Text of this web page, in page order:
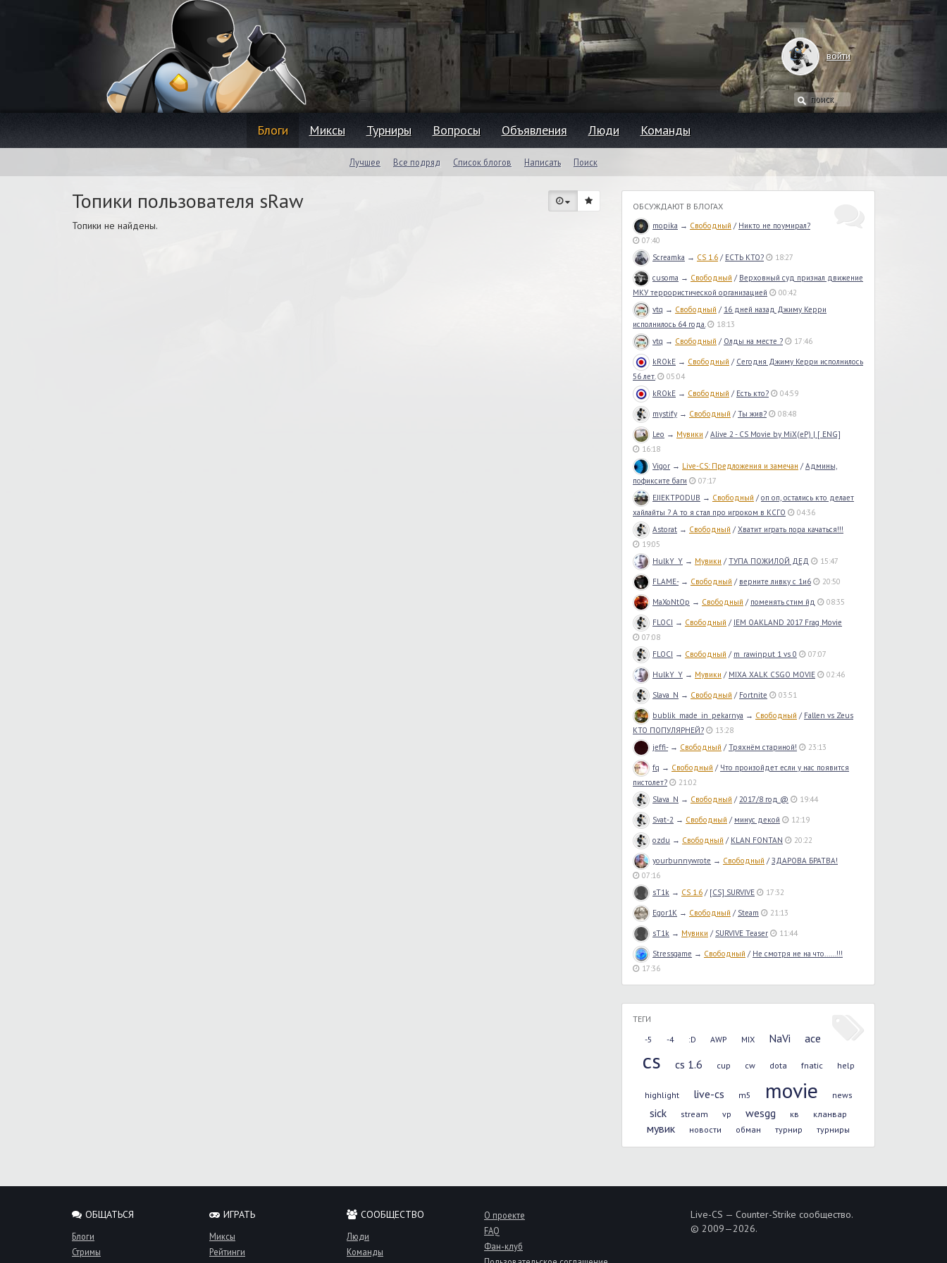
войти
Блоги Миксы Турниры Вопросы Объявления Люди Команды
Лучшее Все подряд Список блогов Написать Поиск
Топики пользователя sRaw
Топики не найдены.
ОБСУЖДАЮТ В БЛОГАХ
mopika → Свободный / Никто не поумирал?
07:40
Screamka → CS 1.6 / ЕСТЬ КТО? 18:27
cusoma → Свободный / Верховный суд признал движение
МКУ террористической организацией
00:42
vtq → Свободный / 16 дней назад Джиму Керри
исполнилось 64 года.
18:13
vtq → Свободный / Олды на месте ? 17:46
kROkE → Свободный / Сегодня Джиму Керри исполнилось
56 лет.
05:04
kROkE → Свободный / Есть кто? 04:59
mystify → Свободный /Ты жив? 08:48
Leo → Мувики /Alive 2 - CS Movie by MiX(eP) | [ ENG]
16:18
Vigor → Live-CS: Предложения и замечан /Админы,
пофиксите баги
07:17
EJIEKTPODUB → Свободный /оп оп, остались кто делает
хайлайты ? А то я стал про игроком в КСГО
04:36
Astorat → Свободный /Хватит играть пора качаться!!!
19:05
HulkY_Y → Мувики /ТУПА ПОЖИЛОЙ ДЕД 15:47
FLAME-→ Свободный / верните ливку с 1и6 20:50
MaXoNtOp → Свободный / поменять стим йд 08:35
FLOCI → Свободный / IEM OAKLAND 2017 Frag Movie
07:08
FLOCI → Свободный / m_rawinput 1 vs 0 07:07
HulkY_Y → Мувики / MIXA XALK CSGO MOVIE 02:46
Slava_N → Свободный / Fortnite 03:51
bublik_made_in_pekarnya → Свободный / Fallen vs Zeus
КТО ПОПУЛЯРНЕЙ?
13:28
jeffi-→ Свободный /Тряхнём стариной! 23:13
fq → Свободный / Что произойдет если у нас появится
пистолет?
21:02
Slava_N → Свободный / 2017/8 год @ 19:44
Svat-2 → Свободный / минус декой 12:19
ozdu → Свободный / KLAN FONTAN 20:22
yourbunnywrote → Свободный /ЗДАРОВА БРАТВА!
07:16
sT1k → CS 1.6 / [CS] SURVIVE 17:32
Egor1K → Свободный / Steam 21:13
sT1k → Мувики / SURVIVE Teaser 11:44
Stressgame → Свободный / Не смотря не на что......!!!
17:36
ТЕГИ
-5
-4 :D AWP MIX NaVi ace
cs cs 1.6 cup cw dota fnatic help
highlight live-cs m5 movie news
sick stream vp wesgg кв кланвар
мувик новости обман турнир турниры
ОБЩАТЬСЯ
Блоги
Стримы
ИГРАТЬ
Миксы
Рейтинги
СООБЩЕСТВО
Люди
Команды
О проекте
FAQ
Фан-клуб
Live-CS — Counter-Strike сообщество.
© 2009—2026.